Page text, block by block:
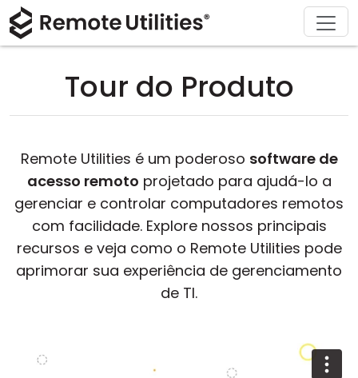
Tour do Produto
Remote Utilities é um poderoso software de
acesso remoto projetado para ajudá-lo a
gerenciar e controlar computadores remotos
com facilidade. Explore nossos principais
recursos e veja como o Remote Utilities pode
aprimorar sua experiência de gerenciamento
de TI.
Produto
Segurança
Notas de Lançamento
Modos de Conexão
Acesso Não Assistido
Suporte ao Active Directory
Soluções
Manufatura e Varejo
Educação e Governo
Tecnologia da Informação
Baixar
iOS/Android
Comprar
Assistente de Licença
Suporte
Documentação
Sobre
Sala de imprensa